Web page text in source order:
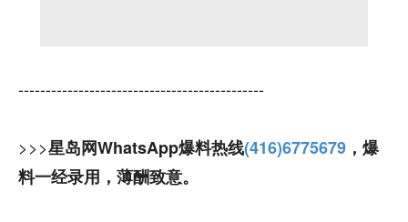
---------------------------------------------
>>>星岛网WhatsApp爆料热线(416)6775679 ，爆
料一经录用，薄酬致意。